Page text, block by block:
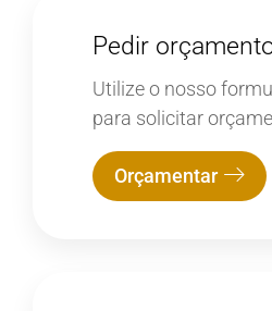
Pedir
Utilize o nosso
para solicitar
Orçamentar